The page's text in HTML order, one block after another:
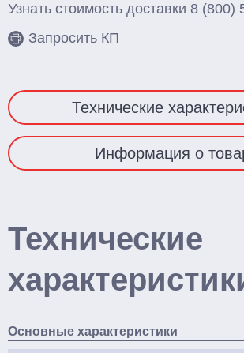
Узнать стоимость доставки 8 (800)
Запросить КП
Технические
Информация о
Технические
Основные характеристики
Грузоподъемное оборудование
Тали ручные
Смотреть весь каталог